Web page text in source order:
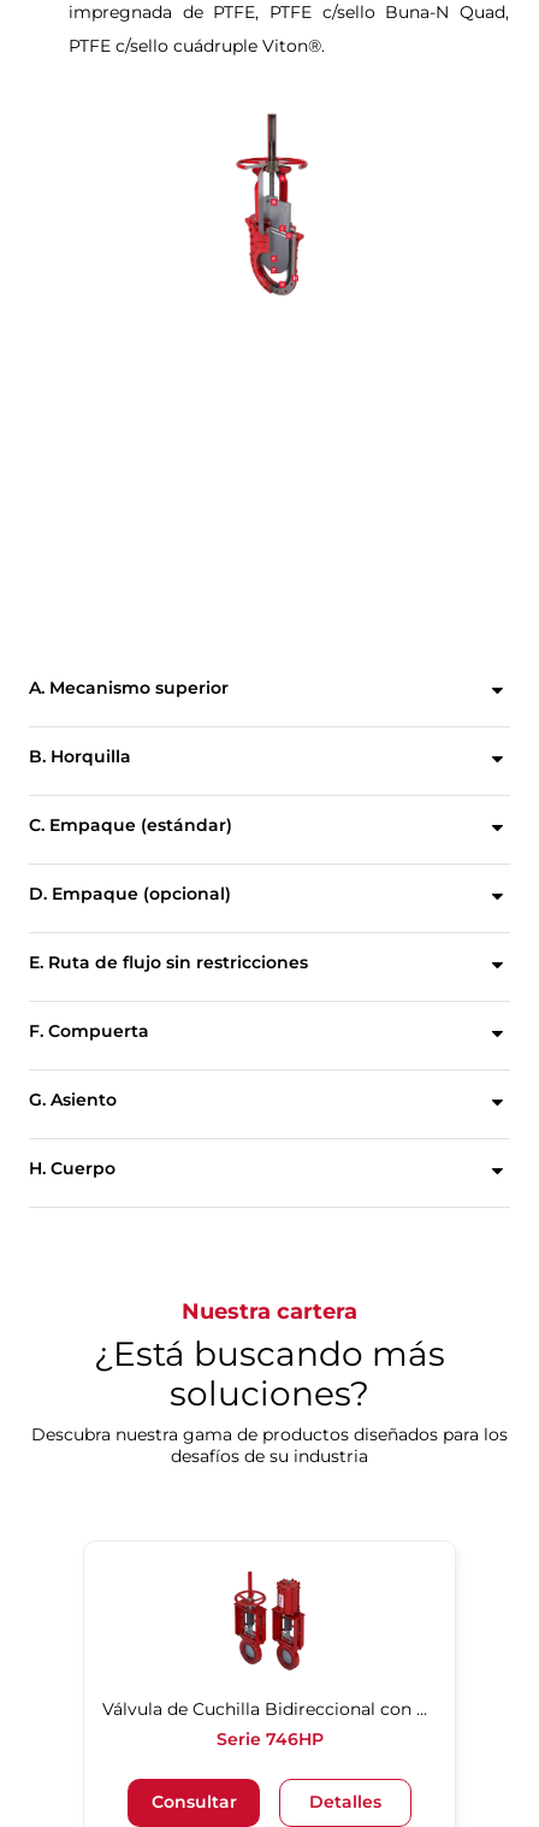
impregnada de PTFE, PTFE c/sello Buna-N Quad,
PTFE c/sello cuádruple Viton®.
A. Mecanismo superior
B. Horquilla
C. Empaque (estándar)
D. Empaque (opcional)
E. Ruta de flujo sin restricciones
F. Compuerta
G. Asiento
H. Cuerpo
Nuestra cartera
¿Está buscando más
soluciones?
Descubra nuestra gama de productos diseñados para los
desafíos de su industria
Válvula de Cuchilla Bidireccional con Revestimiento de Poliuretano
Serie 746HP
Consultar Detalles